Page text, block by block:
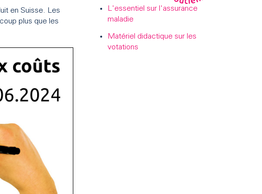
en Suisse. Les
plus que les
L'essentiel sur l'assurance
maladie
Matériel didactique sur les
votations